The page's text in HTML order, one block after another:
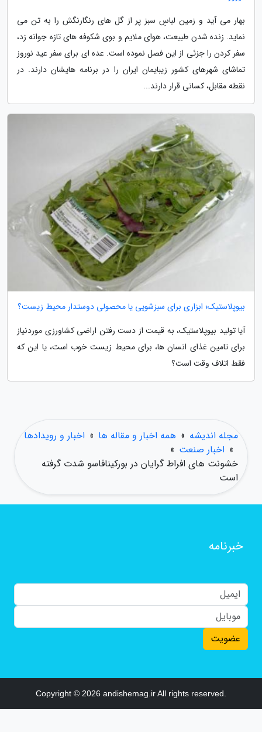
بهار می آید و زمین لباسِ سبز پر از گل های رنگارنگش را به تن می
نماید. زنده شدن طبیعت، هوای ملایم و بوی شکوفه های تازه جوانه زد،
سفر کردن را جزئی از این فصل نموده است. عده ای برای سفر عید نوروز
تماشای شهرهای کشور زیبایمان ایران را در برنامه هایشان دارند. در
نقطه مقابل، کسانی قرار دارند...
بیوپلاستیک؛ ابزاری برای سبزشویی یا محصولی دوستدار محیط زیست؟
آیا تولید بیوپلاستیک، به قیمت از دست رفتن اراضی کشاورزی موردنیاز
برای تامین غذای انسان ها، برای محیط زیست خوب است، یا این که
فقط اتلاف وقت است؟
مجله اندیشه » همه اخبار و مقاله ها » اخبار و رویدادها
» اخبار صنعت »
خشونت های افراط گرایان در بورکینافاسو شدت گرفته
است
خبرنامه
عضویت
Copyright © 2026 andishemag.ir All rights reserved.